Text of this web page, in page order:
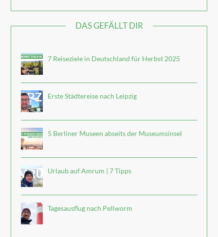
DAS GEFÄLLT DIR
7 Reiseziele in Deutschland für Herbst 2025
Erste Städtereise nach Leipzig
5 Berliner Museen abseits der Museumsinsel
Urlaub auf Amrum | 7 Tipps
Tagesausflug nach Pellworm